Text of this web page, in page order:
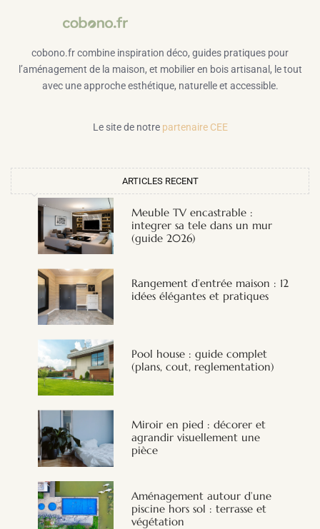
cobono.fr combine inspiration déco, guides pratiques pour
l’aménagement de la maison, et mobilier en bois artisanal, le tout
avec une approche esthétique, naturelle et accessible.
Le site de notre partenaire CEE
ARTICLES RECENT
Meuble TV encastrable :
integrer sa tele dans un mur
(guide 2026)
Rangement d’entrée maison : 12
idées élégantes et pratiques
Pool house : guide complet
(plans, cout, reglementation)
Miroir en pied : décorer et
agrandir visuellement une
pièce
Aménagement autour d’une
piscine hors sol : terrasse et
végétation